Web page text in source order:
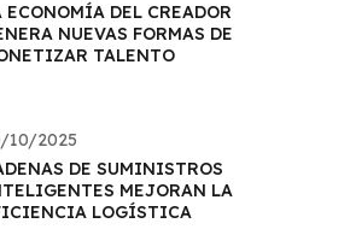
ECONOMÍA DEL CREADOR
NUEVAS FORMAS DE
TALENTO
10/2025
DE SUMINISTROS
MEJORAN LA
LOGÍSTICA